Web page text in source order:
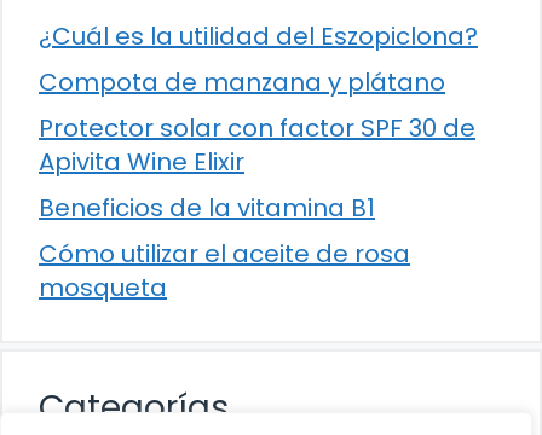
¿Cuál es la utilidad del Eszopiclona?
Compota de manzana y plátano
Protector solar con factor SPF 30 de
Apivita Wine Elixir
Beneficios de la vitamina B1
Cómo utilizar el aceite de rosa
mosqueta
Categorías